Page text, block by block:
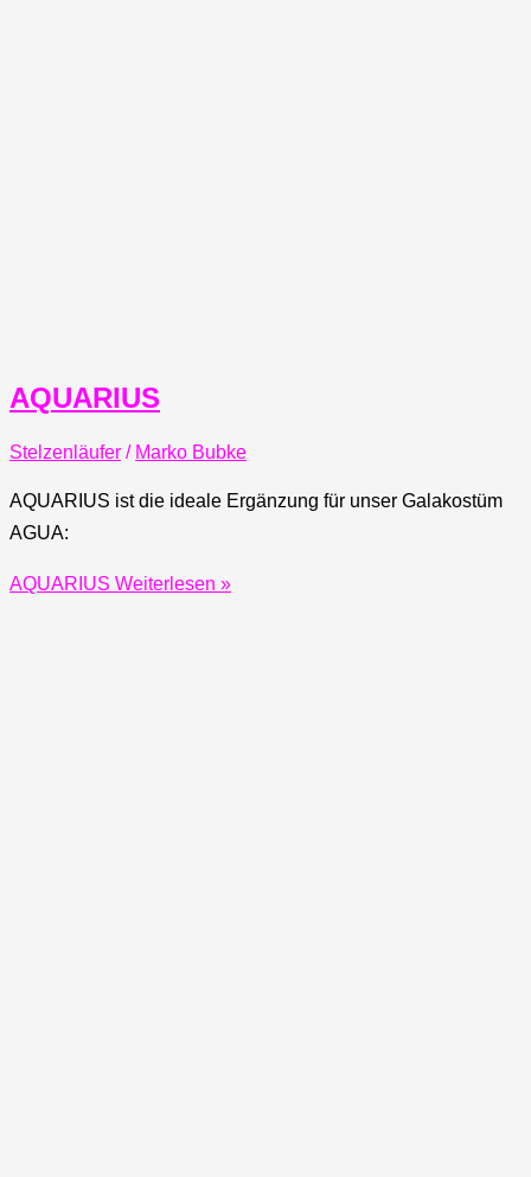
AQUARIUS
Stelzenläufer / Marko Bubke
AQUARIUS ist die ideale Ergänzung für unser Galakostüm
AGUA:
AQUARIUS Weiterlesen »